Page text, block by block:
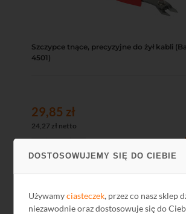
DOSTOSOWUJEMY SIĘ DO CIEBIE
Używamyciasteczek, przez co nasz sklep
niezawodnie oraz dostosowuje się do
Szczypce tnące, precyzyjne do żył kabli
4501)
29,85 zł
24,27 zł netto